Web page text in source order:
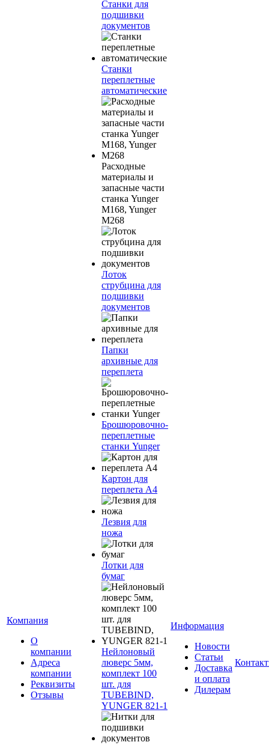
Компания
О
компании
Адреса
компании
Реквизиты
Отзывы
Станки для
подшивки
документов
Станки
переплетные
автоматические
Расходные
материалы и
запасные части
станка Yunger
M168, Yunger
M268
Лоток
струбцина для
подшивки
документов
Папки
архивные для
переплета
Брошюровочно-
переплетные
станки Yunger
Картон для
переплета А4
Лезвия для
ножа
Лотки для
бумаг
Нейлоновый
люверс 5мм,
комплект 100
шт. для
TUBEBIND,
YUNGER 821-1
Информация
Новости
Статьи
Доставка
и оплата
Дилерам